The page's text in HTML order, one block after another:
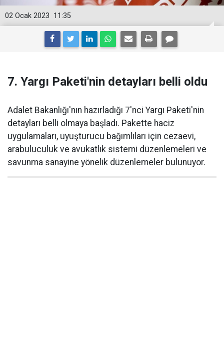
11:35
02 Ocak 2023
7. Yargı Paketi'nin detayları belli oldu
Adalet Bakanlığı'nın hazırladığı 7'nci Yargı Paketi'nin
detayları belli olmaya başladı. Pakette haciz
uygulamaları, uyuşturucu bağımlıları için cezaevi,
arabuluculuk ve avukatlık sistemi düzenlemeleri ve
savunma sanayine yönelik düzenlemeler bulunuyor.